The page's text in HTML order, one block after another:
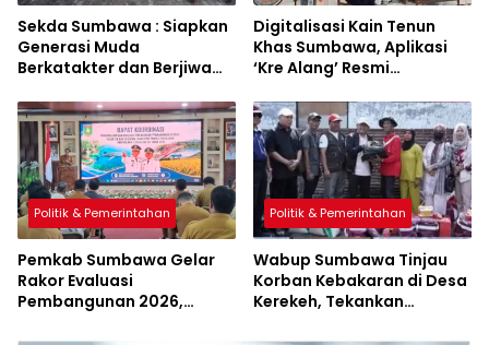
Sekda Sumbawa : Siapkan
Generasi Muda
Berkatakter dan Berjiwa
Digitalisasi Kain Tenun
Khas Sumbawa, Aplikasi
‘Kre Alang’ Resmi
Politik & Pemerintahan
Pemkab Sumbawa Gelar
Rakor Evaluasi
Pembangunan 2026,
Politik & Pemerintahan
Wabup Sumbawa Tinjau
Korban Kebakaran di Desa
Kerekeh, Tekankan